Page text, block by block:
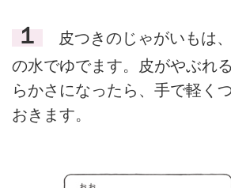
１
皮つきのじゃがいもは
の水でゆでます。皮がやぶれ
らかさになったら、手で軽く
おきます。